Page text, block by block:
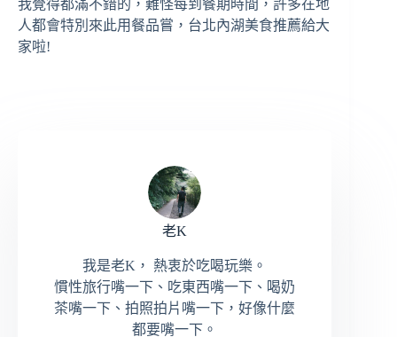
我覺得都滿不錯的，難怪每到餐期時間，許多在地
人都會特別來此用餐品嘗，台北內湖美食推薦給大
家啦!
老K
我是老K， 熱衷於吃喝玩樂。
慣性旅行嘴一下、吃東西嘴一下、喝奶
茶嘴一下、拍照拍片嘴一下，好像什麼
都要嘴一下。